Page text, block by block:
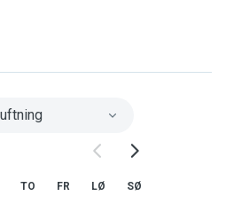
TO FR LØ SØ